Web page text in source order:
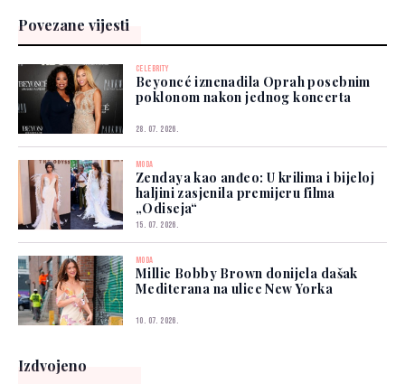
Povezane vijesti
CELEBRITY
Beyoncé iznenadila Oprah posebnim
poklonom nakon jednog koncerta
28. 07. 2026.
MODA
Zendaya kao anđeo: U krilima i bijeloj
haljini zasjenila premijeru filma
„Odiseja“
15. 07. 2026.
MODA
Millie Bobby Brown donijela dašak
Mediterana na ulice New Yorka
10. 07. 2026.
Izdvojeno